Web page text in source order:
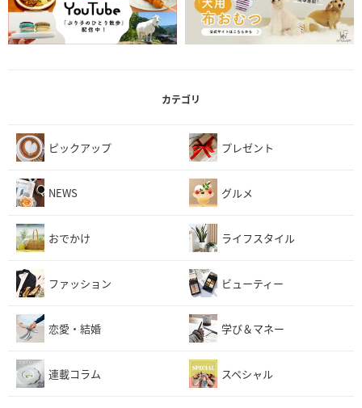
カテゴリ
ピックアップ プレゼント
NEWS グルメ
おでかけ ライフスタイル
ファッション ビューティー
恋愛・結婚 学び＆マネー
連載コラム スペシャル